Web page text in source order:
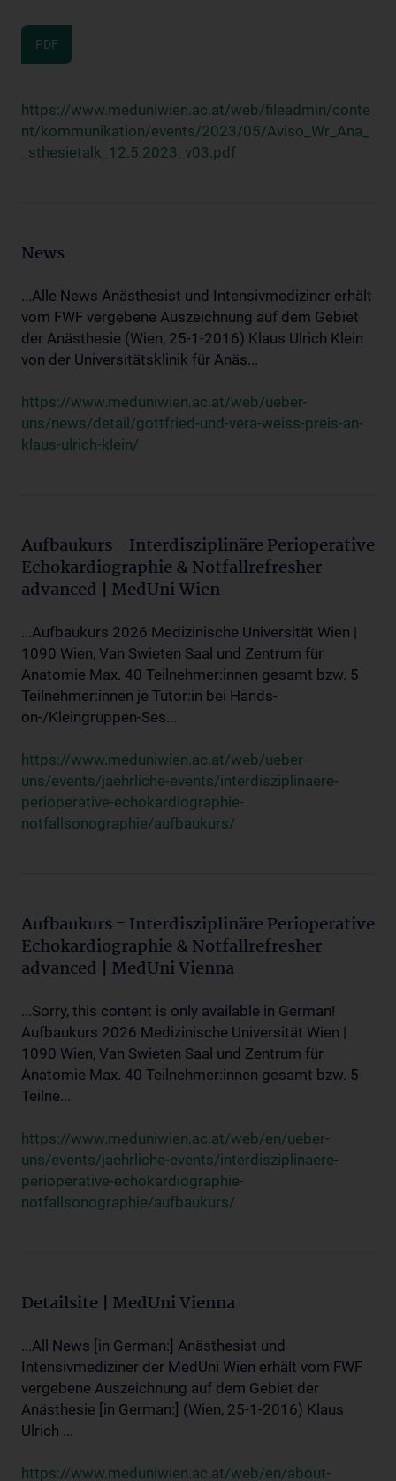
PDF
https://www.meduniwien.ac.at/web/fileadmin/conte
nt/kommunikation/events/2023/05/Aviso_Wr_Ana_
_sthesietalk_12.5.2023_v03.pdf
News
...Alle News Anästhesist und Intensivmediziner erhält
vom FWF vergebene Auszeichnung auf dem Gebiet
der Anästhesie (Wien, 25-1-2016) Klaus Ulrich Klein
von der Universitätsklinik für Anäs...
https://www.meduniwien.ac.at/web/ueber-
uns/news/detail/gottfried-und-vera-weiss-preis-an-
klaus-ulrich-klein/
Aufbaukurs - Interdisziplinäre Perioperative
Echokardiographie & Notfallrefresher
advanced | MedUni Wien
...Aufbaukurs 2026 Medizinische Universität Wien |
1090 Wien, Van Swieten Saal und Zentrum für
Anatomie Max. 40 Teilnehmer:innen gesamt bzw. 5
Teilnehmer:innen je Tutor:in bei Hands-
on-/Kleingruppen-Ses...
https://www.meduniwien.ac.at/web/ueber-
uns/events/jaehrliche-events/interdisziplinaere-
perioperative-echokardiographie-
notfallsonographie/aufbaukurs/
Aufbaukurs - Interdisziplinäre Perioperative
Echokardiographie & Notfallrefresher
advanced | MedUni Vienna
...Sorry, this content is only available in German!
Aufbaukurs 2026 Medizinische Universität Wien |
1090 Wien, Van Swieten Saal und Zentrum für
Anatomie Max. 40 Teilnehmer:innen gesamt bzw. 5
Teilne...
https://www.meduniwien.ac.at/web/en/ueber-
uns/events/jaehrliche-events/interdisziplinaere-
perioperative-echokardiographie-
notfallsonographie/aufbaukurs/
Detailsite | MedUni Vienna
...All News [in German:] Anästhesist und
Intensivmediziner der MedUni Wien erhält vom FWF
vergebene Auszeichnung auf dem Gebiet der
Anästhesie [in German:] (Wien, 25-1-2016) Klaus
Ulrich ...
https://www.meduniwien.ac.at/web/en/about-